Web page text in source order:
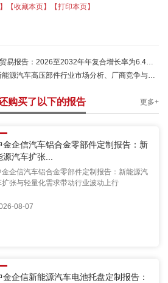
【收藏本页】 【打印本页】
告：2026至2032年年复合增长率为6.4%-中金企信发布
汽车高压部件行业市场分析、厂商竞争与未来展望
购买了以下的报告 更多+
金企信汽车铝合金零部件定制报告：新
源汽车扩张...
金企信汽车铝合金零部件定制报告：新能源汽
扩张与轻量化需求带动行业波动上行
08-07
金企信新能源汽车电池托盘定制报告：